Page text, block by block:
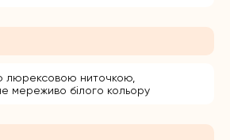
люрексовою ниточкою,
мереживо білого кольору